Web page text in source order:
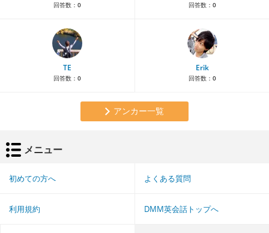
回答数： 0 回答数： 0
TE
回答数： 0
Erik
回答数： 0
アンカー一覧
メニュー
初めての方へ よくある質問
利用規約 DMM英会話トップへ